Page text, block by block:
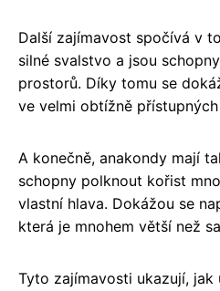
Další zajímavost spočívá v
silné svalstvo a jsou
prostorů. Díky tomu se
ve velmi obtížně
A konečně, anakondy mají
schopny polknout kořist
vlastní hlava. Dokážou se
která je mnohem větší než
Tyto zajímavosti ukazují, jak